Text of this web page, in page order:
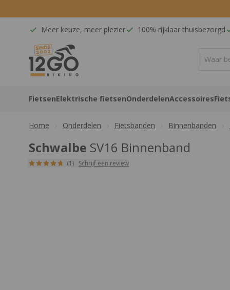
Meer keuze, meer plezier 100% rijklaar thuisbezorgd
12GO Biking
FietsenElektrische fietsenOnderdelenAccessoires
Home Onderdelen Fietsbanden Binnenbanden
Schwalbe SV16 Binnenband
(1) Schrijf een review